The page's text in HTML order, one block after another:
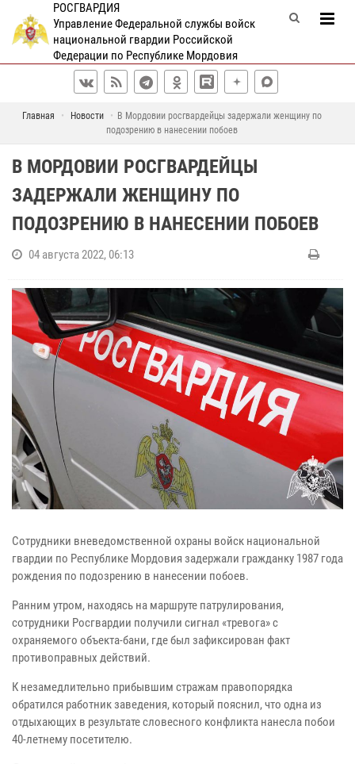
РОСГВАРДИЯ
Управление Федеральной службы войск
национальной гвардии Российской
Федерации по Республике Мордовия
Главная Новости
В Мордовии росгвардейцы задержали женщину по
подозрению в нанесении побоев
В МОРДОВИИ РОСГВАРДЕЙЦЫ
ЗАДЕРЖАЛИ ЖЕНЩИНУ ПО
ПОДОЗРЕНИЮ В НАНЕСЕНИИ ПОБОЕВ
04 августа 2022, 06:13
Сотрудники вневедомственной охраны войск национальной
гвардии по Республике Мордовия задержали гражданку 1987 года
рождения по подозрению в нанесении побоев.
Ранним утром, находясь на маршруте патрулирования,
сотрудники Росгвардии получили сигнал «тревога» с
охраняемого объекта-бани, где был зафиксирован факт
противоправных действий.
К незамедлительно прибывшим стражам правопорядка
обратился работник заведения, который пояснил, что одна из
отдыхающих в результате словесного конфликта нанесла побои
40-летнему посетителю.